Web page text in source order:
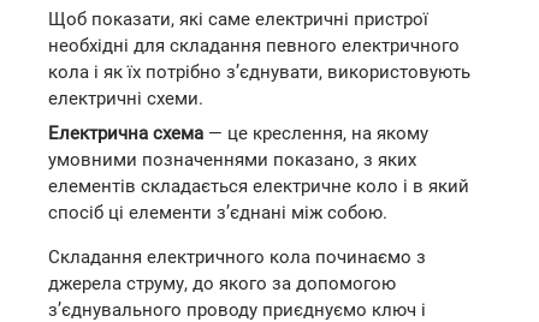
Щоб показати, які саме електричні пристрої
необхідні для складання певного електричного
кола і як їх потрібно з’єднувати, використовують
електричні схеми.
Електрична схема — це креслення, на якому
умовними позначеннями показано, з яких
елементів складається електричне коло і в який
спосіб ці елементи з’єднані між собою.
Складання електричного кола починаємо з
джерела струму, до якого за допомогою
з’єднувального проводу приєднуємо ключ і